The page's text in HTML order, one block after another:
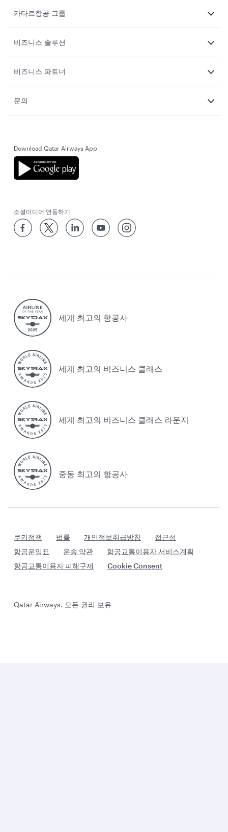
카타르항공 그룹
비즈니스 솔루션
비즈니스 파트너
문의
Download Qatar Airways App
소셜미디어 연동하기
세계 최고의 항공사
세계 최고의 비즈니스 클래스
세계 최고의 비즈니스 클래스 라운지
중동 최고의 항공사
쿠키정책 법률 개인정보취급방침
접근성
항공운임표
운송 약관
항공교통이용자 서비스계획
항공교통이용자 피해구제
Cookie Consent
Qatar Airways. 모든 권리 보유